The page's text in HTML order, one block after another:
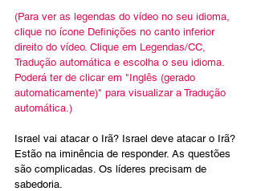
(Para ver as legendas do vídeo no seu idioma,
clique no ícone Definições no canto inferior
direito do vídeo. Clique em Legendas/CC,
Tradução automática e escolha o seu idioma.
Poderá ter de clicar em "Inglês (gerado
automaticamente)" para visualizar a Tradução
automática.)
Israel vai atacar o Irã? Israel deve atacar o Irã?
Estão na iminência de responder. As questões
são complicadas. Os líderes precisam de
sabedoria.